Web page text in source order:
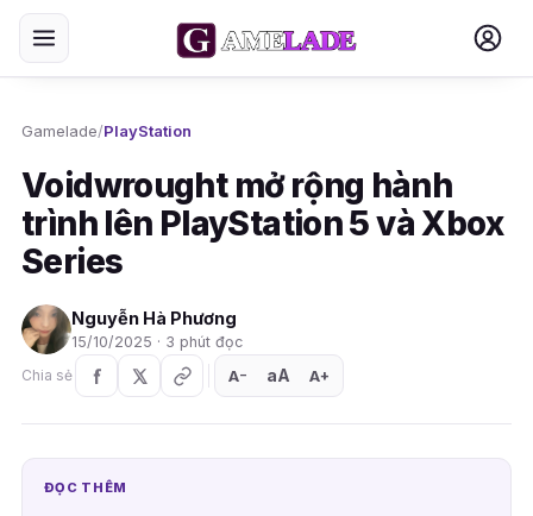
Gamelade/PlayStation
Voidwrought mở rộng hành
trình lên PlayStation 5 và Xbox
Series
Nguyễn Hà Phương
15/10/2025 · 3 phút đọc
Chia sẻ
A− aA A+
ĐỌC THÊM